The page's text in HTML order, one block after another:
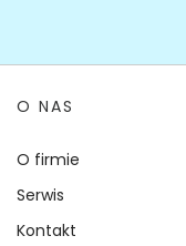
O NAS
O firmie
Serwis
Kontakt